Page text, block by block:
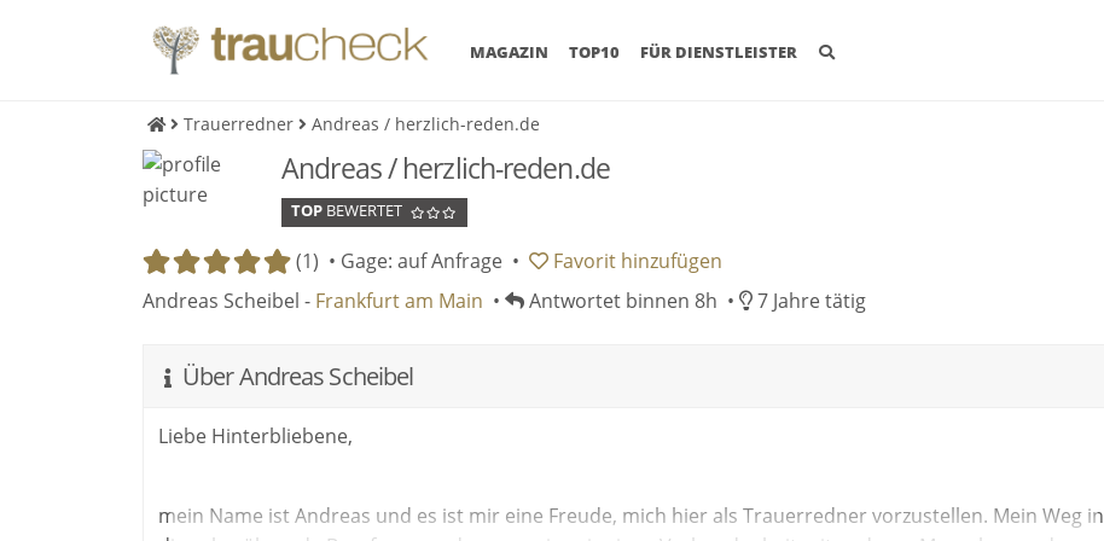
MAGAZIN (CURRENT)
TOP10 FÜR DIENSTLEISTER
Trauerredner Andreas / herzlich-reden.de
Andreas / herzlich-reden.de
TOP BEWERTET
(1) • Gage: auf Anfrage • Favorit hinzufügen
Andreas Scheibel - Frankfurt am Main • Antwortet binnen 8h • 7 Jahre tätig
Über Andreas Scheibel
Liebe Hinterbliebene,
mein Name ist Andreas und es ist mir eine Freude, mich hier als Trauerredner vorzustellen. Mein Weg in